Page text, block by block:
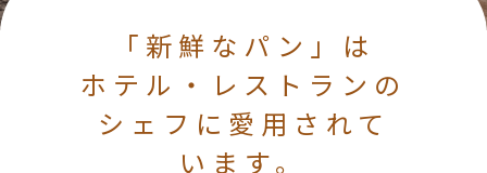
「新鮮なパン」は
ホテル・レストランの
シェフに愛用されて
います。